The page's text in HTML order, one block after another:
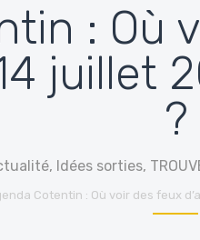
: Où
juillet
?
, Idées sorties,
Cotentin : Où voir des feux